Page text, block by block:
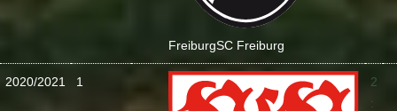
FreiburgSC Freiburg
2020/2021 1
2
: